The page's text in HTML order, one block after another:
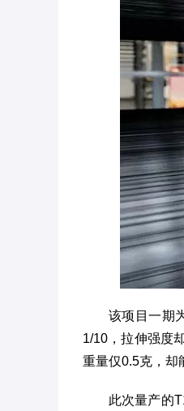
该项目一期
1/10，拉伸强度
重量仅0.5克，却
此次量产的